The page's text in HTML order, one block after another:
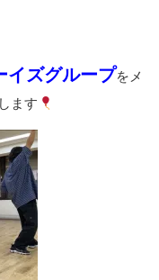
イズグループをメ
ます